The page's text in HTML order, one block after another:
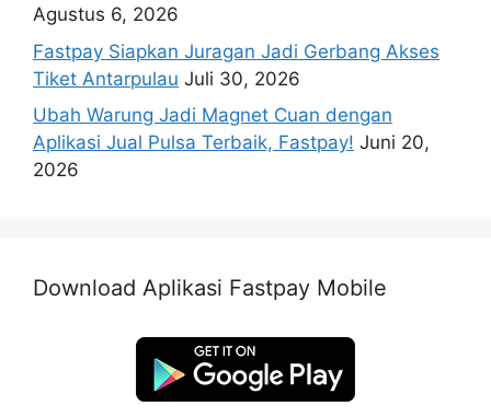
Agustus 6, 2026
Fastpay Siapkan Juragan Jadi Gerbang Akses
Tiket Antarpulau Juli 30, 2026
Ubah Warung Jadi Magnet Cuan dengan
Aplikasi Jual Pulsa Terbaik, Fastpay! Juni 20,
2026
Download Aplikasi Fastpay Mobile